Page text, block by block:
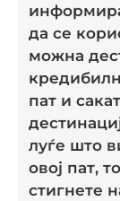
да се
можна
пат и
луѓе што
овој пат,
стигнете